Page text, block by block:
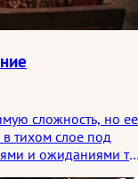
сложность, но ее
тихом слое под
и ожиданиями